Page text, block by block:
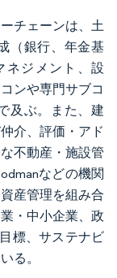
チェーンは、土
（銀行、年金基
ネジメント、設
ンや専門サブコ
及ぶ。また、建
介、評価・アド
不動産・施設管
などの機関
産管理を組み合
・中小企業、政
標、サステナビ
る。